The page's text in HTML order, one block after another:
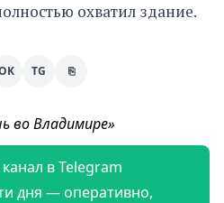
охватил здание.
TG ⎘
во Владимире»
в Telegram
дня — оперативно,